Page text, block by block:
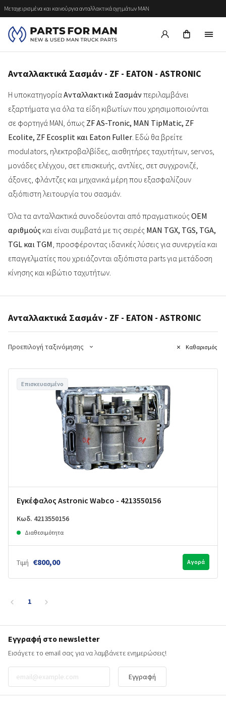
Μεταχειρισμένα και καινούργια ανταλλακτικά οχημάτων MAN
Ανταλλακτικά Σασμάν - ZF - EATON - ASTRONIC
Η υποκατηγορίαΑνταλλακτικά Σασμάνπεριλαμβάνει
εξαρτήματα για όλα τα είδη κιβωτίων που χρησιμοποιούνται
σε φορτηγά MAN, όπως ZF AS-Tronic, MAN TipMatic, ZF
Ecolite, ZF Ecosplit και Eaton Fuller. Εδώ θα βρείτε
modulators, ηλεκτροβαλβίδες, αισθητήρες ταχυτήτων, servos,
μονάδες ελέγχου, σετ επισκευής, αντλίες, σετ συγχρονιζέ,
άξονες, φλάντζες και μηχανικά μέρη που εξασφαλίζουν
αξιόπιστη λειτουργία του σασμάν.
Όλα τα ανταλλακτικά συνοδεύονται από πραγματικούςOEM
αριθμούς και είναι συμβατά με τις σειρές MAN TGX, TGS, TGA,
TGL και TGM, προσφέροντας ιδανικές λύσεις για συνεργεία και
επαγγελματίες που χρειάζονται αξιόπιστα parts για μετάδοση
κίνησης και κιβώτιο ταχυτήτων.
Ανταλλακτικά Σασμάν - ZF - EATON - ASTRONIC
Προεπιλογή ταξινόμησης Καθαρισμός
Επισκευασμένο
Εγκέφαλος Astronic Wabco - 4213550156
Κωδ. 4213550156
Διαθεσιμότητα
Τιμή €800,00 Αγορά
1
Εγγραφή στο newsletter
Εισάγετε το email σας για να λαμβάνετε ενημερώσεις!
Εγγραφή